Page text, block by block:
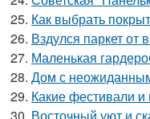
25. Как выбрать
26. Вздулся паркет от
27. Маленькая
28. Дом с
29. Какие фестивали